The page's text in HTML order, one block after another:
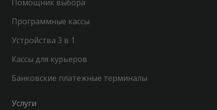
Помощник выбора
Программные кассы
Устройства 3 в 1
Кассы для курьеров
Банковские платежные терминалы
Услуги